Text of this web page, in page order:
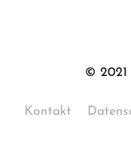
© 2021
Kontakt